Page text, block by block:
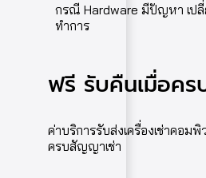
กรณี Hardware มีปัญหา เป
ทำการ
ฟรี รับคืนเมื่อค
ค่าบริการรับส่งเครื่องเช่าคอม
ครบสัญญาเช่า